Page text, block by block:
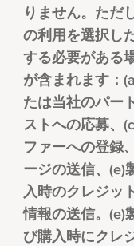
りません。ただ
の利用を選択し
する必要がある
が含まれます：
たは当社のパー
ストへの応募、
ファーへの登録
ージの送信、(e)
入時のクレジッ
情報の送信。(e)
び購入時にクレ